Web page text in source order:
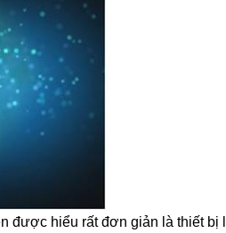
được hiểu rất đơn giản là thiết bị